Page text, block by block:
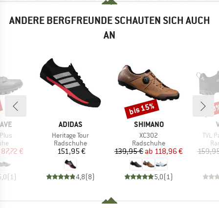
ANDERE BERGFREUNDE SCHAUTEN SICH AUCH
AN
Preis
87,72 €
(1 )
MARKE
ADIDAS
Artikel
Heritage Tour
Produktgruppe
Radschuhe
Preis
151,95 €
4,8(8)
MARKE
SHIMANO
Artikel
XC302
Produktgruppe
Radschuhe
Preis
139,95 € reduzierter Preis
ab 118,96 €
5,0(1 )
Rabatt
bis 15%
TVL